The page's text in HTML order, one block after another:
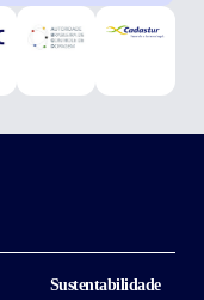
Sustentabilidade